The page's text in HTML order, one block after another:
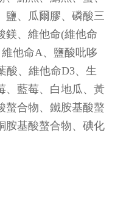
鹽、瓜爾膠、磷酸三
鎂、維他命(維他命
他命A、鹽酸吡哆
酸、維他命D3、生
、藍莓、白地瓜、黃
螯合物、鐵胺基酸螯
胺基酸螯合物、碘化